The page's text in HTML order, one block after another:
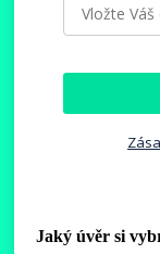
Jaký úvěr si